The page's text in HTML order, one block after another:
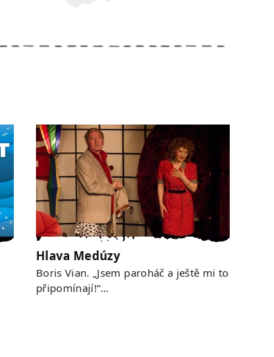
Hlava Medúzy
Boris Vian. „Jsem paroháč a ještě mi to
připomínají!“…